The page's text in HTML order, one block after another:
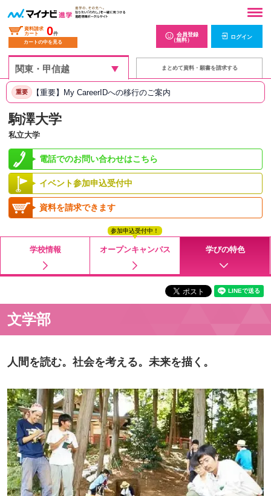
資料請求
カート
0件
カートの中を見る
会員登録
（無料）
ログイン
まとめて資料・願書を請求する
重要 【重要】My CareerIDへの移行のご案内
駒澤大学
私立大学
電話でのお問い合わせはこちら
イベント参加申込受付中
資料を請求できます
学校情報 オープンキャンパス
参加申込受付中！
学びの特色
文学部
人間を読む。社会を考える。未来を描く。